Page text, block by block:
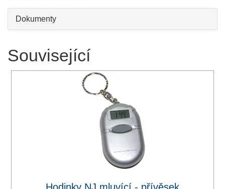
Dokumenty
Související
Hodinky NJ mluvící - přívěsek